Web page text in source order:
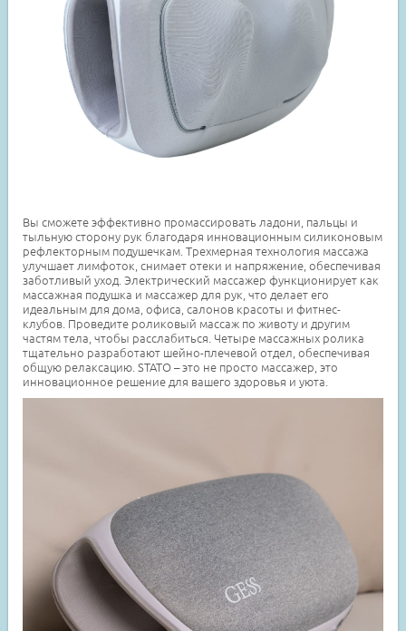
Вы сможете эффективно промассировать ладони, пальцы и
тыльную сторону рук благодаря инновационным силиконовым
рефлекторным подушечкам. Трехмерная технология массажа
улучшает лимфоток, снимает отеки и напряжение, обеспечивая
заботливый уход. Электрический массажер функционирует как
массажная подушка и массажер для рук, что делает его
идеальным для дома, офиса, салонов красоты и фитнес-
клубов. Проведите роликовый массаж по животу и другим
частям тела, чтобы расслабиться. Четыре массажных ролика
тщательно разработают шейно-плечевой отдел, обеспечивая
общую релаксацию. STATO – это не просто массажер, это
инновационное решение для вашего здоровья и уюта.